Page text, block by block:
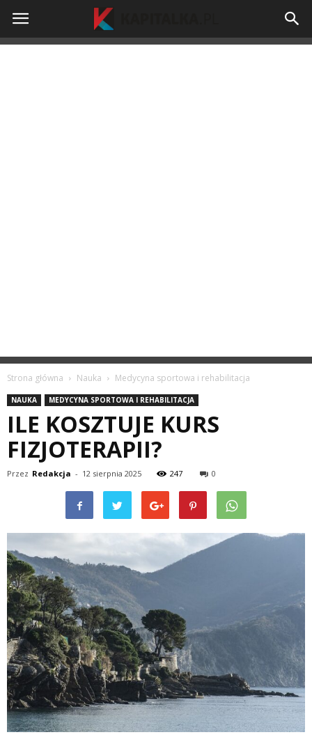
kapitalka.pl
Strona główna Nauka Medycyna sportowa i rehabilitacja
NAUKA MEDYCYNA SPORTOWA I REHABILITACJA
ILE KOSZTUJE KURS
FIZJOTERAPII?
Przez Redakcja - 12 sierpnia 2025 247 0